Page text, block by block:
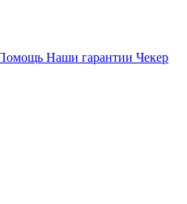
Наши гарантии Чекер